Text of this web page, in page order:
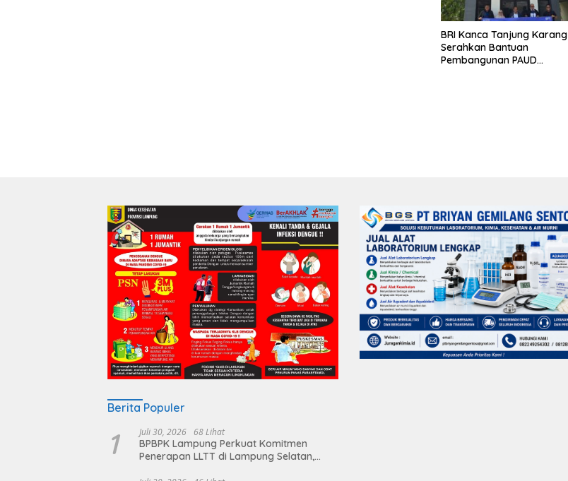
BRI Kanca Tanjung Karang
Serahkan Bantuan
Pembangunan PAUD
Berita Populer
1 Juli 30, 2026 68 Lihat
BPBPK Lampung Perkuat Komitmen
Penerapan LLTT di Lampung Selatan,